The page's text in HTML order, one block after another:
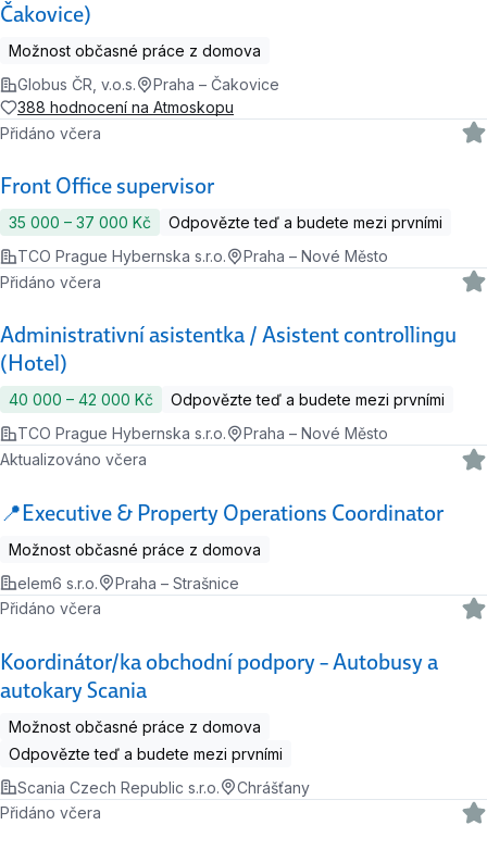
Čakovice)
Možnost občasné práce z domova
Globus ČR, v.o.s.
Praha – Čakovice
388 hodnocení na Atmoskopu
Front Office supervisor
Přidáno včera
35 000 ‍–‍ 37 000 Kč
Odpovězte teď a budete mezi prvními
TCO Prague Hybernska s.r.o.
Praha – Nové Město
Administrativní asistentka / Asistent controllingu
(Hotel)
Přidáno včera
40 000 ‍–‍ 42 000 Kč
Odpovězte teď a budete mezi prvními
TCO Prague Hybernska s.r.o.
Praha – Nové Město
📍Executive & Property Operations Coordinator
Aktualizováno včera
Možnost občasné práce z domova
elem6 s.r.o.
Praha – Strašnice
Koordinátor/ka obchodní podpory – Autobusy a
autokary Scania
Přidáno včera
Možnost občasné práce z domova
Odpovězte teď a budete mezi prvními
Scania Czech Republic s.r.o.
Chrášťany
Přidáno včera